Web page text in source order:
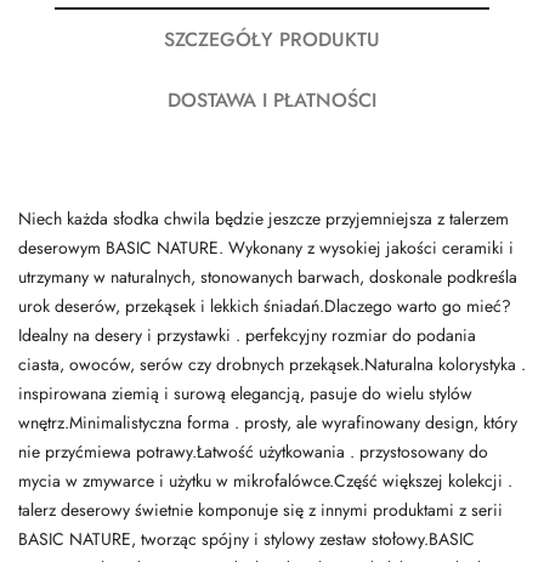
SZCZEGÓŁY PRODUKTU
DOSTAWA I PŁATNOŚCI
Niech każda słodka chwila będzie jeszcze przyjemniejsza z talerzem
deserowym BASIC NATURE. Wykonany z wysokiej jakości ceramiki i
utrzymany w naturalnych, stonowanych barwach, doskonale podkreśla
urok deserów, przekąsek i lekkich śniadań.Dlaczego warto go mieć?
Idealny na desery i przystawki . perfekcyjny rozmiar do podania
ciasta, owoców, serów czy drobnych przekąsek.Naturalna kolorystyka .
inspirowana ziemią i surową elegancją, pasuje do wielu stylów
wnętrz.Minimalistyczna forma . prosty, ale wyrafinowany design, który
nie przyćmiewa potrawy.Łatwość użytkowania . przystosowany do
mycia w zmywarce i użytku w mikrofalówce.Część większej kolekcji .
talerz deserowy świetnie komponuje się z innymi produktami z serii
BASIC NATURE, tworząc spójny i stylowy zestaw stołowy.BASIC